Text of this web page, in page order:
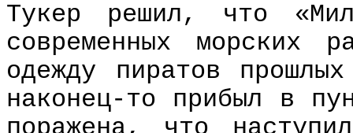
Тукер решил, что
современных морских
одежду пиратов
наконец-то прибыл в